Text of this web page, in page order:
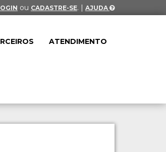
ou CADASTRE-SE. | AJUDA
ATENDIMENTO